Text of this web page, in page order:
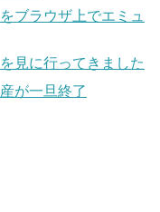
ブラウザ上でエミュ
見に行ってきました
が一旦終了